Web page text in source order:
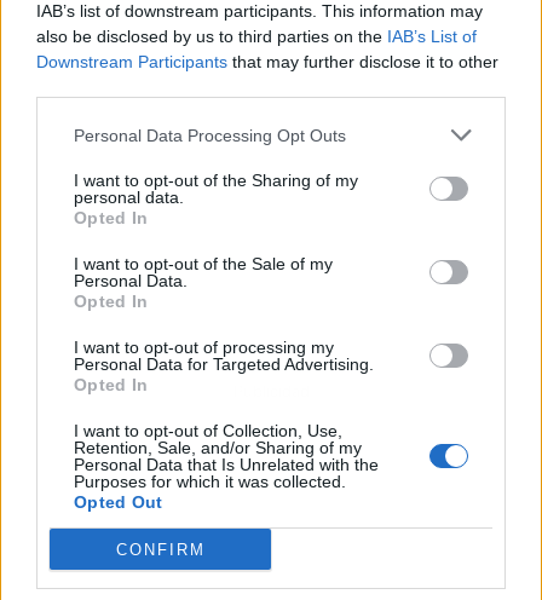
IAB’s list of downstream participants. This information may
also be disclosed by us to third parties on the IAB’s List of
Downstream Participants that may further disclose it to other
Personal Data Processing Opt Outs
I want to opt-out of the Sharing of my
personal data.
Opted In
I want to opt-out of the Sale of my
Personal Data.
Opted In
I want to opt-out of processing my
Personal Data for Targeted Advertising.
Opted In
I want to opt-out of Collection, Use,
Retention, Sale, and/or Sharing of my
Personal Data that Is Unrelated with the
Purposes for which it was collected.
Opted Out
CONFIRM